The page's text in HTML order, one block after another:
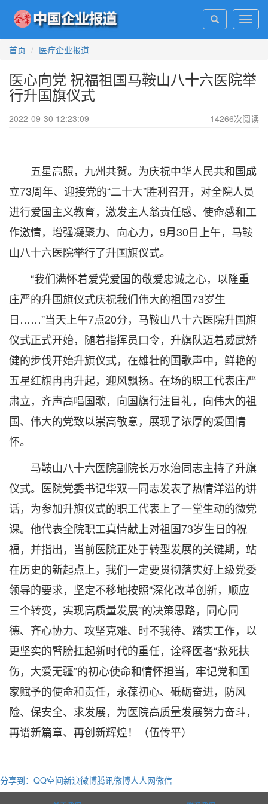
首页
医疗企业报道
医心向党 祝福祖国马鞍山八十六医院举
行升国旗仪式
2022-09-30 12:23:09 14266次阅读
五星高照，九州共贺。为庆祝中华人民共和国成
立73周年、迎接党的“二十大”胜利召开，对全院人员
进行爱国主义教育，激发主人翁责任感、使命感和工
作激情，增强凝聚力、向心力，9月30日上午，马鞍
山八十六医院举行了升国旗仪式。
“我们满怀着爱党爱国的敬爱忠诚之心，以隆重
庄严的升国旗仪式庆祝我们伟大的祖国73岁生
日……”当天上午7点20分，马鞍山八十六医院升国旗
仪式正式开始，随着指挥员口令，升旗队迈着威武矫
健的步伐开始升旗仪式，在雄壮的国歌声中，鲜艳的
五星红旗冉冉升起，迎风飘扬。在场的职工代表庄严
肃立，齐声高唱国歌，向国旗行注目礼，向伟大的祖
国、伟大的党致以崇高敬意，展现了浓厚的爱国情
怀。
马鞍山八十六医院副院长万水治同志主持了升旗
仪式。医院党委书记华双一同志发表了热情洋溢的讲
话，为参加升旗仪式的职工代表上了一堂生动的微党
课。他代表全院职工真情献上对祖国73岁生日的祝
福，并指出，当前医院正处于转型发展的关键期，站
在历史的新起点上，我们一定要贯彻落实好上级党委
领导的要求，坚定不移地按照“深化改革创新，顺应
三个转变，实现高质量发展”的决策思路，同心同
德、齐心协力、攻坚克难、时不我待、踏实工作，以
更坚实的臂膀扛起新时代的重任，诠释医者“救死扶
伤，大爱无疆”的初心使命和情怀担当，牢记党和国
家赋予的使命和责任，永葆初心、砥砺奋进，防风
险、保安全、求发展，为医院高质量发展努力奋斗，
再谱新篇章、再创新辉煌！（伍传平）
分享到： QQ空间新浪微博腾讯微博人人网微信